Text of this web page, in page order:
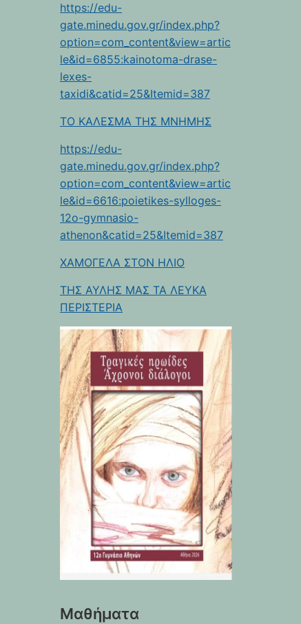
https://edu-
gate.minedu.gov.gr/index.php?
option=com_content&view=artic
le&id=6855:kainotoma-drase-
lexes-
taxidi&catid=25&Itemid=387
TO KAΛEΣΜΑ ΤΗΣ ΜΝΗΜΗΣ
https://edu-
gate.minedu.gov.gr/index.php?
option=com_content&view=artic
le&id=6616:poietikes-sylloges-
12o-gymnasio-
athenon&catid=25&Itemid=387
ΧΑΜΟΓΕΛΑ ΣΤΟΝ ΗΛΙΟ
ΤΗΣ ΑΥΛΗΣ ΜΑΣ ΤΑ ΛΕΥΚΑ
ΠΕΡΙΣΤΕΡΙΑ
Μαθήματα